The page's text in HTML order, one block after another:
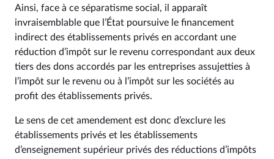
Ainsi, face à ce séparatisme social, il apparaît
invraisemblable que l’État poursuive le financement
indirect des établissements privés en accordant une
réduction d’impôt sur le revenu correspondant aux deux
tiers des dons accordés par les entreprises assujetties à
l’impôt sur le revenu ou à l’impôt sur les sociétés au
profit des établissements privés.
Le sens de cet amendement est donc d’exclure les
établissements privés et les établissements
d’enseignement supérieur privés des réductions d’impôts